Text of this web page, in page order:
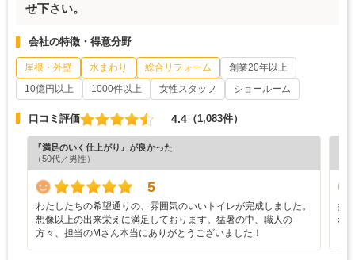
せ下さい。
会社の特徴・得意分野
屋根・外壁 水まわり 総合リフォーム
創業20年以上
10億円以上
1000件以上 女性スタッフ ショールーム
口コミ評価 4.4 （1,083件）
『満足のいく仕上がり』が良かった
（50代／男性）
5
わたしたちの希望通りの、雰囲気のいいトイレが完成しました。
想像以上の出来栄えに満足しております。猛暑の中、職人の
方々、担当のMさん本当にありがとうございました！
担
れ